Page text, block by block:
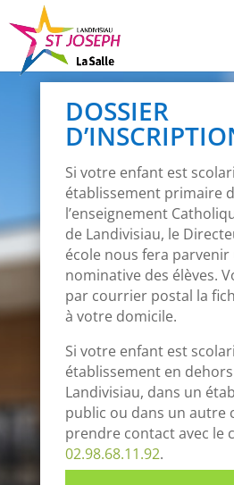
DOSSIER
Si votre enfant est
établissement primaire
l’enseignement
de Landivisiau, le
école nous fera parvenir
nominative des élèves.
par courrier postal la
à votre domicile.
Si votre enfant est
établissement en
Landivisiau, dans un
public ou dans un autre
prendre contact avec le
02.98.68.11.92.